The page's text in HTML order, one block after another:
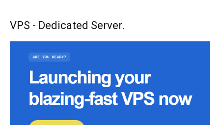
VPS - Dedicated Server.